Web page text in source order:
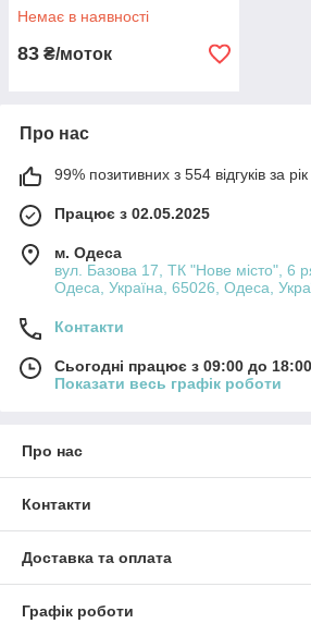
Немає в наявності
83 ₴/моток
Про нас
99% позитивних з 554 відгуків за рік
Працює з 02.05.2025
м. Одеса
вул. Базова 17, ТК "Нове місто", 6
Одеса, Україна, 65026, Одеса,
Контакти
Сьогодні працює з 09:00 до 18:00
Показати весь графік роботи
Про нас
Контакти
Доставка та оплата
Графік роботи